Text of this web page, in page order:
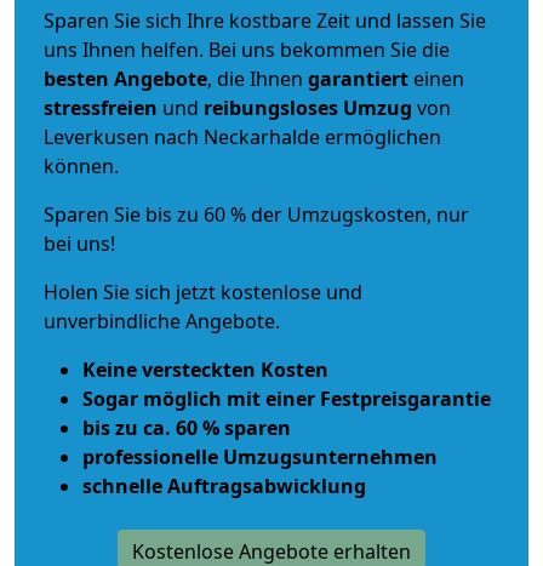
Sparen Sie sich Ihre kostbare Zeit und lassen Sie
uns Ihnen helfen. Bei uns bekommen Sie die
besten Angebote, die Ihnen garantiert einen
stressfreien und reibungsloses Umzug von
Leverkusen nach Neckarhalde ermöglichen
können.
Sparen Sie bis zu 60 % der Umzugskosten, nur
bei uns!
Holen Sie sich jetzt kostenlose und
unverbindliche Angebote.
Keine versteckten Kosten
Sogar möglich mit einer Festpreisgarantie
bis zu ca. 60 % sparen
professionelle Umzugsunternehmen
schnelle Auftragsabwicklung
Kostenlose Angebote erhalten